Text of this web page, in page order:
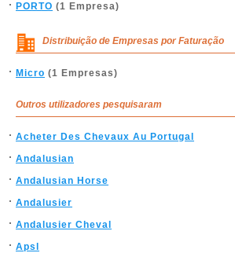
PORTO (1 Empresa)
Distribuição de Empresas por Faturação
Micro (1 Empresas)
Outros utilizadores pesquisaram
Acheter Des Chevaux Au Portugal
Andalusian
Andalusian Horse
Andalusier
Andalusier Cheval
Apsl